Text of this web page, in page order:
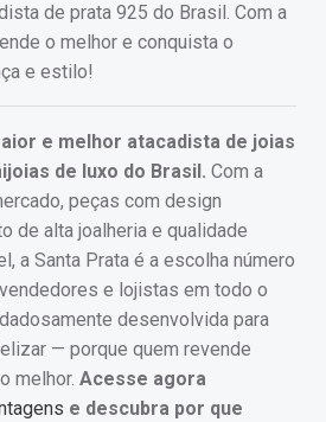
de prata 925 do Brasil. Com a
o melhor e conquista o
e estilo!
e melhor atacadista de joias
de luxo do Brasil. Com a
peças com design
de alta joalheria e qualidade
a Santa Prata é a escolha número
e lojistas em todo o
desenvolvida para
— porque quem revende
melhor. Acesse agora
e descubra por que